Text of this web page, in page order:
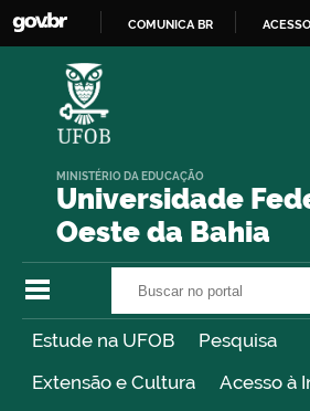
COMUNICA BR
Universidade
Oeste da Bahia
MINISTÉRIO DA EDUCAÇÃO
Estude na UFOB
Pesquisa
Extensão e Cultura
Acesso à